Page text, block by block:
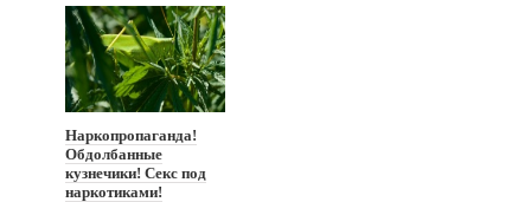
Наркопропаганда!
Обдолбанные
кузнечики! Секс под
наркотиками!